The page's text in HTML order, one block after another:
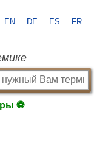
EN DE ES FR
⚽